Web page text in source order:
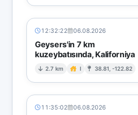
12:32:22 06.08.2026
Geysers'in 7 km
kuzeybatısında, Kaliforniya
2.7 km I 38.81, -122.82
11:35:02 06.08.2026